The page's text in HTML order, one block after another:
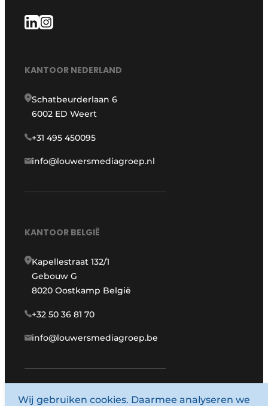
KANTOOR NEDERLAND
Schatbeurderlaan 6
6002 ED Weert
+31 495 450095
info@louwersmediagroep.nl
KANTOOR BELGIË
Kapellestraat 132/1
Gebouw G
8020 Oostkamp België
+32 50 36 81 70
info@louwersmediagroep.be
www.louwersmediagroep.com
Wij gebruiken cookies. Daarmee analyseren we